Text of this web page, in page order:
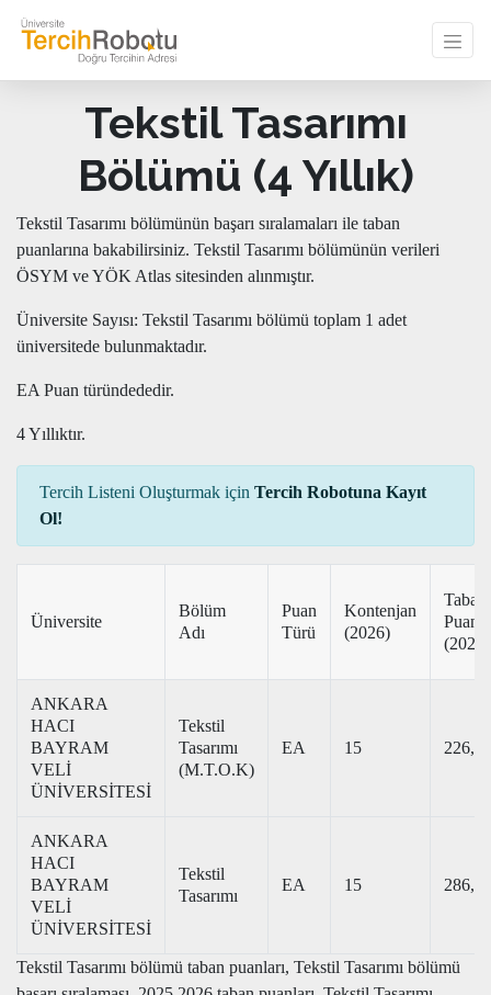
Tekstil Tasarımı
Bölümü (4 Yıllık)
Tekstil Tasarımı bölümünün başarı sıralamaları ile taban
puanlarına bakabilirsiniz. Tekstil Tasarımı bölümünün verileri
ÖSYM ve YÖK Atlas sitesinden alınmıştır.
Üniversite Sayısı: Tekstil Tasarımı bölümü toplam 1 adet
üniversitede bulunmaktadır.
EA Puan türündededir.
4 Yıllıktır.
Tercih Listeni Oluşturmak için Tercih Robotuna Kayıt
Ol!
Üniversite
Bölüm
Adı
Puan
Türü
Kontenjan
(2026)
Taban
Puan
(2025)
ANKARA
HACI
BAYRAM
VELİ
ÜNİVERSİTESİ
Tekstil
Tasarımı
(M.T.O.K)
EA 15 226,12
ANKARA
HACI
BAYRAM
VELİ
ÜNİVERSİTESİ
Tekstil
Tasarımı
EA 15 286,96
Tekstil Tasarımı bölümü taban puanları, Tekstil Tasarımı bölümü